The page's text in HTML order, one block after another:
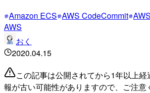
Amazon ECS AWS CodeCommit
AWS
おく
2020.04.15
この記事は公開されてから1年以上
報が古い可能性がありますので、ご注意